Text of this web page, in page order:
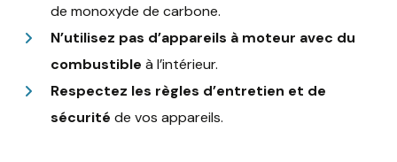
de monoxyde de carbone.
N’utilisez pas d’appareils à moteur avec du
combustible à l’intérieur.
Respectez les règles d’entretien et de
sécurité de vos appareils.